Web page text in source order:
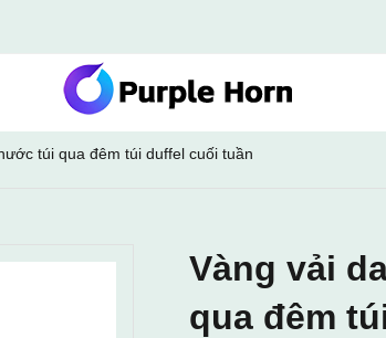
túi qua đêm túi duffel cuối tuần
Vàng vải
qua đêm